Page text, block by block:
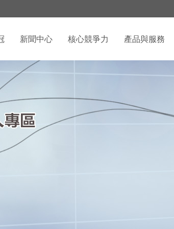
新聞中心 核心競爭力 產品與服務